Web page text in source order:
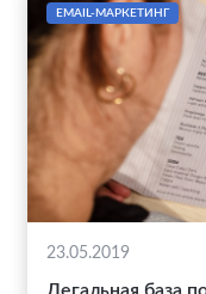
EMAIL-МАРКЕТИНГ
23.05.2019
Легальная база